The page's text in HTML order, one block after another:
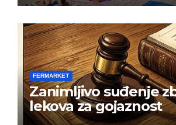
FERMARKET
Zanimljivo suđenje
lekova za gojaznost